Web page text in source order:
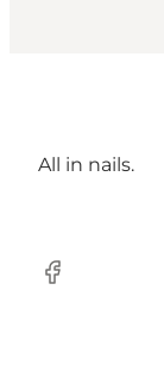
All in nails.
Facebook